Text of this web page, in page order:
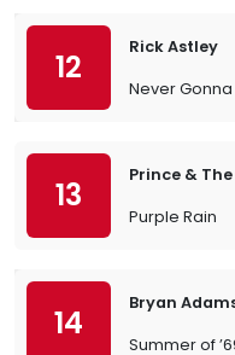
12
Rick Astley
Never Gonna
13
Prince &
Purple Rain
14
Bryan
Summer of